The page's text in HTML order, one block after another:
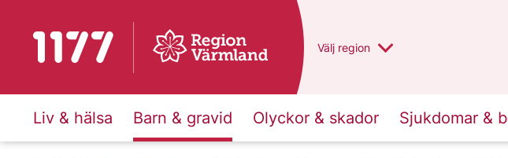
Till startsidan för 1177 Du har valt region
Välj en annan
region
Liv & hälsa Barn & gravid Olyckor & skador Sjukdomar &